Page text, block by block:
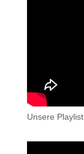
Unsere Playlist